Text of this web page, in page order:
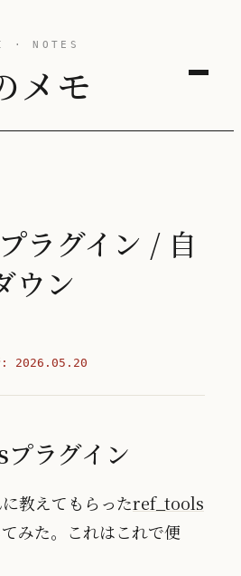
· NOTES
メモ
ラグイン / 自
ウン
: 2026.05.20
ラグイン
教えてもらったref_tools
みた。これはこれで便